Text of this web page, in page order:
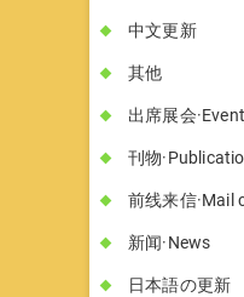
中文更新
其他
出席展会
刊物
前线来信·Mail
新闻·News
日本語の更新